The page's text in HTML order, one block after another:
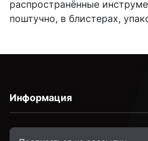
распространённые
поштучно, в блистерах,
Информация